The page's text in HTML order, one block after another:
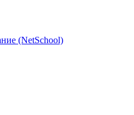
(NetSchool)